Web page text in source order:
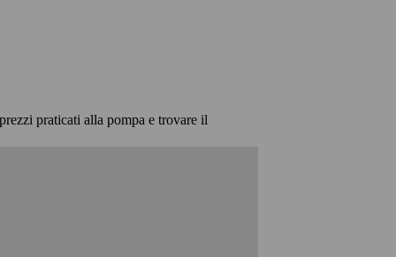
praticati alla pompa e trovare il